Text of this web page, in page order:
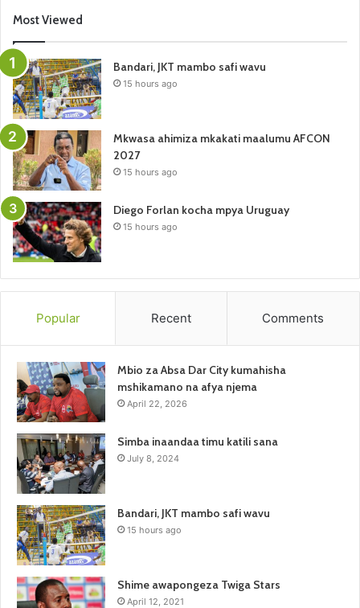
Most Viewed
Bandari, JKT mambo safi wavu
15 hours ago
Mkwasa ahimiza mkakati maalumu AFCON
2027
15 hours ago
Diego Forlan kocha mpya Uruguay
15 hours ago
Popular Recent Comments
Mbio za Absa Dar City kumahisha
mshikamano na afya njema
April 22, 2026
Simba inaandaa timu katili sana
July 8, 2024
Bandari, JKT mambo safi wavu
15 hours ago
Shime awapongeza Twiga Stars
April 12, 2021